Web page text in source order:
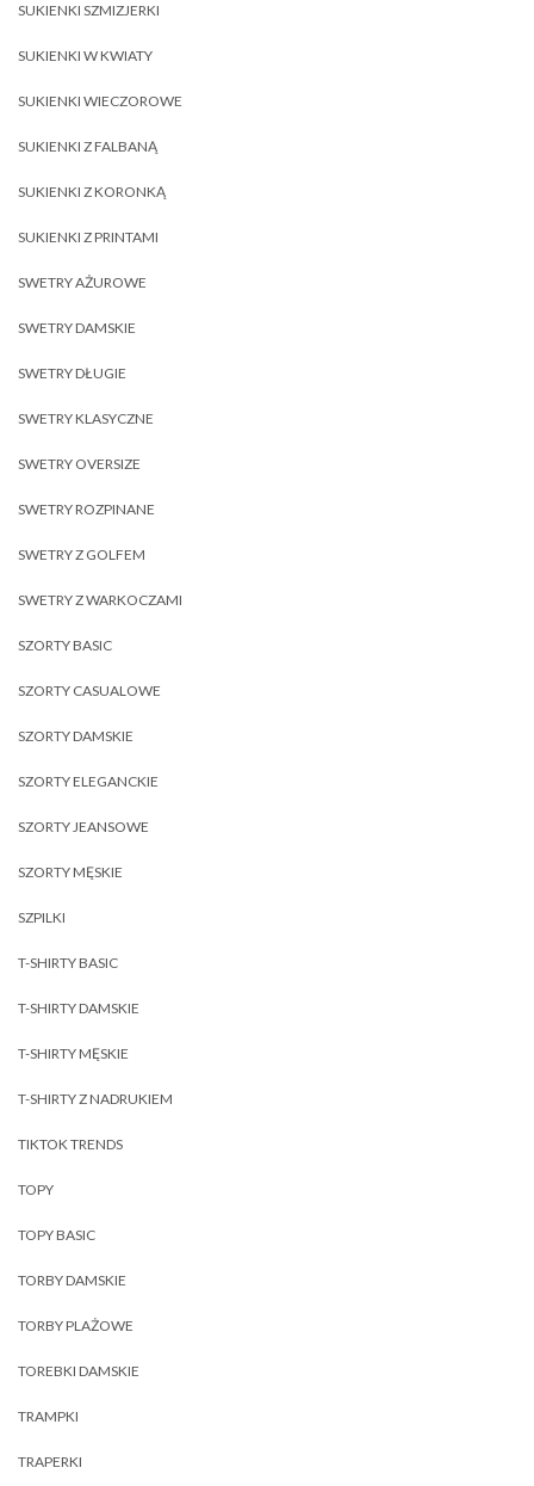
SUKIENKI SZMIZJERKI
SUKIENKI W KWIATY
SUKIENKI WIECZOROWE
SUKIENKI Z FALBANĄ
SUKIENKI Z KORONKĄ
SUKIENKI Z PRINTAMI
SWETRY AŻUROWE
SWETRY DAMSKIE
SWETRY DŁUGIE
SWETRY KLASYCZNE
SWETRY OVERSIZE
SWETRY ROZPINANE
SWETRY Z GOLFEM
SWETRY Z WARKOCZAMI
SZORTY BASIC
SZORTY CASUALOWE
SZORTY DAMSKIE
SZORTY ELEGANCKIE
SZORTY JEANSOWE
SZORTY MĘSKIE
SZPILKI
T-SHIRTY BASIC
T-SHIRTY DAMSKIE
T-SHIRTY MĘSKIE
T-SHIRTY Z NADRUKIEM
TIKTOK TRENDS
TOPY
TOPY BASIC
TORBY DAMSKIE
TORBY PLAŻOWE
TOREBKI DAMSKIE
TRAMPKI
TRAPERKI